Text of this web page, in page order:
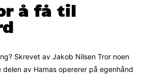
å få til
Skrevet av Jakob Nilsen Tror noen
av Hamas opererer på egenhånd